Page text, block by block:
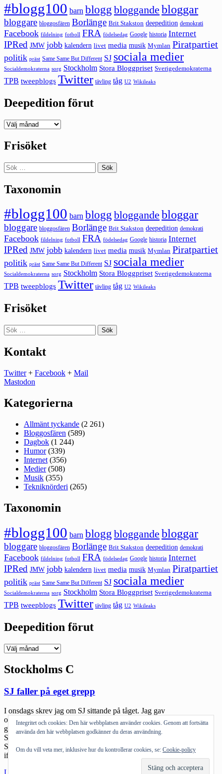
#blogg100 barn blogg bloggande bloggar
bloggare bloggosfären Borlänge Brit Stakston deepedition demokrati
Facebook fildelning fotboll FRA födelsedag Google historia Internet
IPRed JMW jobb kalendern livet media musik Mymlan Piratpartiet
politik präst Same Same But Different SJ sociala medier
Socialdemokraterna sorg Stockholm Stora Bloggpriset Sverigedemokraterna
TPB tweepblogs Twitter tävling tåg U2 Wikileaks
Deepedition förut
Deepedition
Frisöket
Sök
efter:
Taxonomin
#blogg100 barn blogg bloggande bloggar
bloggare bloggosfären Borlänge Brit Stakston deepedition demokrati
Facebook fildelning fotboll FRA födelsedag Google historia Internet
IPRed JMW jobb kalendern livet media musik Mymlan Piratpartiet
politik präst Same Same But Different SJ sociala medier
Socialdemokraterna sorg Stockholm Stora Bloggpriset Sverigedemokraterna
TPB tweepblogs Twitter tävling tåg U2 Wikileaks
Frisöket
Sök
efter:
Kontakt
Twitter+ Facebook + Mail
Mastodon
Kategorierna
Allmänt tyckande (2 261)
Bloggosfären (589)
Dagbok (1 244)
Humor(339)
Internet (356)
Medier(508)
Musik (355)
Tekniknörderi (265)
Taxonomin
#blogg100 barn blogg bloggande bloggar
bloggare bloggosfären Borlänge Brit Stakston deepedition demokrati
Facebook fildelning fotboll FRA födelsedag Google historia Internet
IPRed JMW jobb kalendern livet media musik Mymlan Piratpartiet
politik präst Same Same But Different SJ sociala medier
Socialdemokraterna sorg Stockholm Stora Bloggpriset Sverigedemokraterna
TPB tweepblogs Twitter tävling tåg U2 Wikileaks
Deepedition förut
Deepedition
Stockholms C
SJ faller på eget grepp
I onsdags skrev jag om SJ sittande på tåget. Jag gav
ombordpersonalen credd för att stå ut med gnälliga gubbar och
gummor som inte inser att problemen för SJ är mer strukturella.
Senare får man läsa om Therese och den olycka som skedde på
Stockholms central i måndags. Där ombordpersonal onekligen kan
ifrågasättas för sitt […]
Läs mer
Integritet och cookies: Den här webbplatsen använder cookies. Genom att fortsätta
använda den här webbplatsen godkänner du deras användning.
Om du vill veta mer, inklusive hur du kontrollerar cookies, se: Cookie-policy